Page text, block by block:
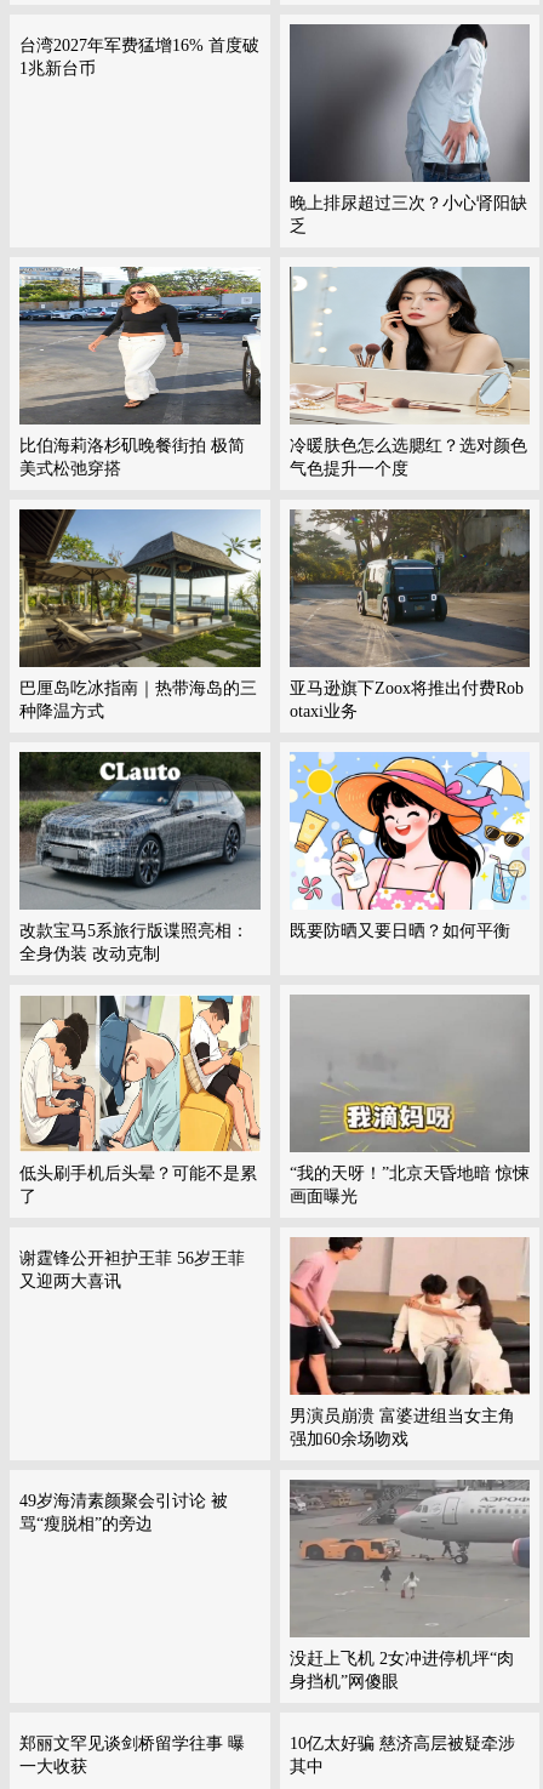
台湾2027年军费猛增16% 首度破
1兆新台币
晚上排尿超过三次？小心肾阳缺
乏
比伯海莉洛杉矶晚餐街拍 极简
美式松弛穿搭
冷暖肤色怎么选腮红？选对颜色
气色提升一个度
巴厘岛吃冰指南｜热带海岛的三
种降温方式
亚马逊旗下Zoox将推出付费Rob
otaxi业务
改款宝马5系旅行版谍照亮相：
全身伪装 改动克制
既要防晒又要日晒？如何平衡
低头刷手机后头晕？可能不是累
了
“我的天呀！”北京天昏地暗 惊悚
画面曝光
谢霆锋公开袒护王菲 56岁王菲
又迎两大喜讯
男演员崩溃 富婆进组当女主角
强加60余场吻戏
49岁海清素颜聚会引讨论 被
骂“瘦脱相”的旁边
没赶上飞机 2女冲进停机坪“肉
身挡机”网傻眼
郑丽文罕见谈剑桥留学往事 曝
一大收获
10亿太好骗 慈济高层被疑牵涉
其中